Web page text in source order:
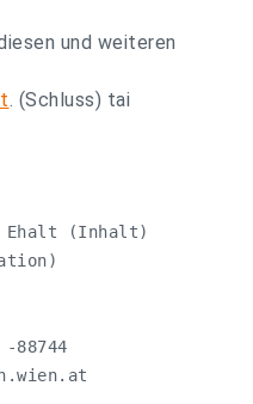
und weiteren
. (Schluss) tai
Ehalt (Inhalt)
-88744